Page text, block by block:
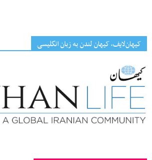
کیهان‌لایف، کیهان لندن به زبان انگلیسی